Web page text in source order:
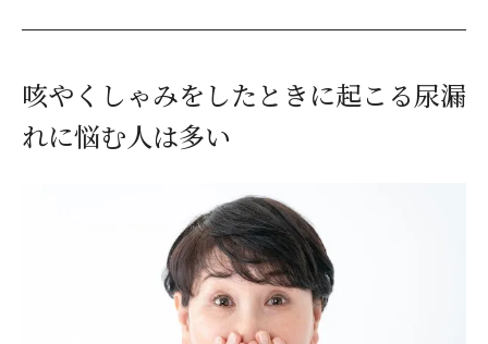
咳やくしゃみをしたときに起こる尿漏
れに悩む人は多い